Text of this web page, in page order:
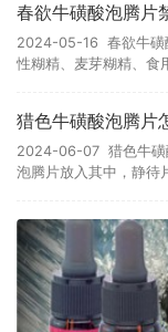
春欲牛磺酸泡腾片
2024-05-16 春欲牛磺
性糊精、麦芽糊精、食
猎色牛磺酸泡腾片
2024-06-07 猎色牛磺
泡腾片放入其中，静待